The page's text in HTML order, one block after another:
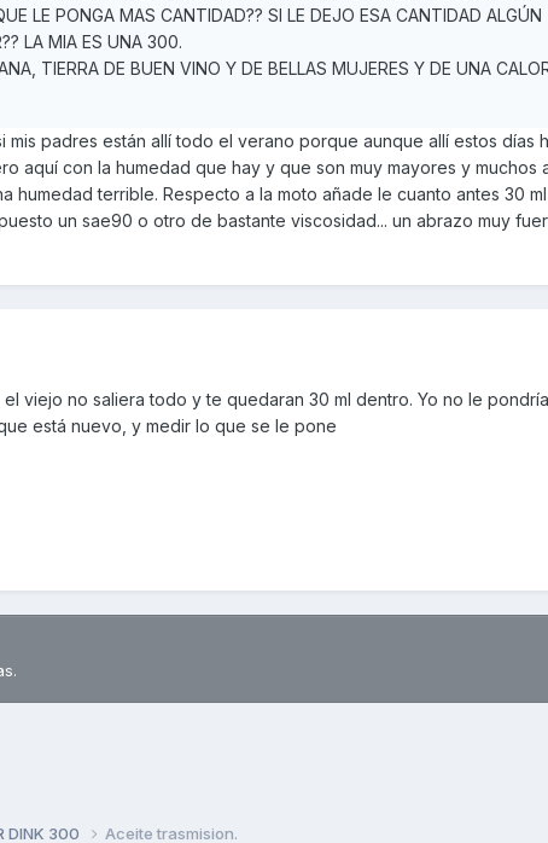
LE PONGA MAS CANTIDAD?? SI LE DEJO ESA CANTIDAD ALGÚN
LA MIA ES UNA 300.
TIERRA DE BUEN VINO Y DE BELLAS MUJERES Y DE UNA
mis padres están allí todo el verano porque aunque allí estos días
aquí con la humedad que hay y que son muy mayores y muchos
humedad terrible. Respecto a la moto añade le cuanto antes 30
un sae90 o otro de bastante viscosidad... un abrazo muy
viejo no saliera todo y te quedaran 30 ml dentro. Yo no le
está nuevo, y medir lo que se le pone
DINK 300 Aceite trasmision.